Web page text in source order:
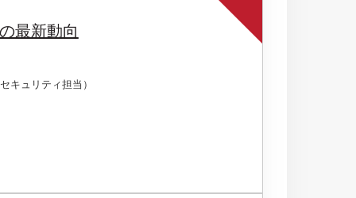
最新動向
キュリティ担当）